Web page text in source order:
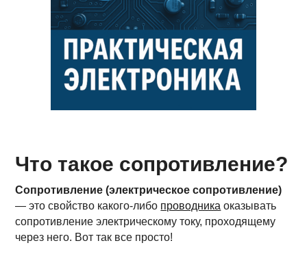
Что такое сопротивление?
Сопротивление (электрическое сопротивление)
— это свойство какого-либо проводника оказывать
сопротивление электрическому току, проходящему
через него. Вот так все просто!